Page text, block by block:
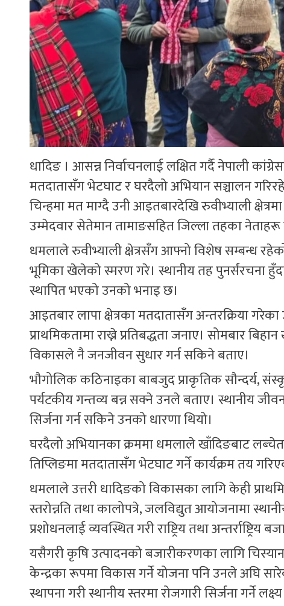
धादिङ । आसन्न निर्वाचनलाई लक्षित गर्दै नेपाली
मतदातासँग भेटघाट र घरदैलो अभियान सञ्चालन
चिन्हमा मत माग्दै उनी आइतबारदेखि रुवीभ्याली
उम्मेदवार सेतेमान तामाङसहित जिल्ला तहका नेताहरू
धमलाले रुवीभ्याली क्षेत्रसँग आफ्नो विशेष सम्बन्ध
भूमिका खेलेको स्मरण गरे। स्थानीय तह पुनर्संरचना हुँदा
स्थापित भएको उनको भनाइ छ।
आइतबार लापा क्षेत्रका मतदातासँग अन्तरक्रिया
प्राथमिकतामा राख्ने प्रतिबद्धता जनाए। सोमबार
विकासले नै जनजीवन सुधार गर्न सकिने बताए।
भौगोलिक कठिनाइका बाबजुद प्राकृतिक सौन्दर्य,
पर्यटकीय गन्तव्य बन्न सक्ने उनले बताए। स्थानीय
सिर्जना गर्न सकिने उनको धारणा थियो।
घरदैलो अभियानका क्रममा धमलाले खाँदिङबाट
तिप्लिङमा मतदातासँग भेटघाट गर्ने कार्यक्रम तय
धमलाले उत्तरी धादिङको विकासका लागि केही
स्तरोन्नति तथा कालोपत्रे, जलविद्युत आयोजनामा
प्रशोधनलाई व्यवस्थित गरी राष्ट्रिय तथा अन्तर्राष्ट्रिय
यसैगरी कृषि उत्पादनको बजारीकरणका लागि
केन्द्रका रूपमा विकास गर्ने योजना पनि उनले अघि
स्थापना गरी स्थानीय स्तरमा रोजगारी सिर्जना गर्ने